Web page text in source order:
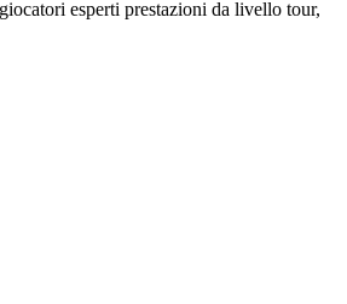
esperti prestazioni da livello tour,